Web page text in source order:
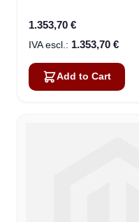
1.353,70 €
1.353,70 €
Add to Cart